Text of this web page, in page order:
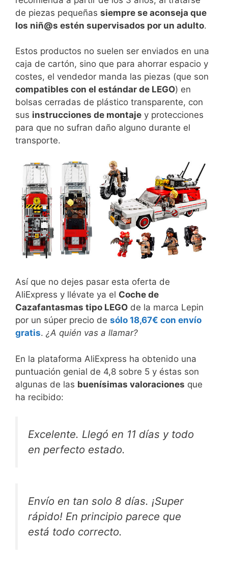
de piezas pequeñas siempre se aconseja que
los niñ@s estén supervisados por un adulto.
Estos productos no suelen ser enviados en una
caja de cartón, sino que para ahorrar espacio y
costes, el vendedor manda las piezas (que son
compatibles con el estándar de LEGO) en
bolsas cerradas de plástico transparente, con
sus instrucciones de montaje y protecciones
para que no sufran daño alguno durante el
transporte.
Así que no dejes pasar esta oferta de
AliExpress y llévate ya el Coche de
Cazafantasmas tipo LEGO de la marca Lepin
por un súper precio de sólo 18,67€ con envío
gratis. ¿A quién vas a llamar?
En la plataforma AliExpress ha obtenido una
puntuación genial de 4,8 sobre 5 y éstas son
algunas de las buenísimas valoraciones que
ha recibido:
Excelente. Llegó en 11 días y todo
en perfecto estado.
Envío en tan solo 8 días. ¡Super
rápido! En principio parece que
está todo correcto.